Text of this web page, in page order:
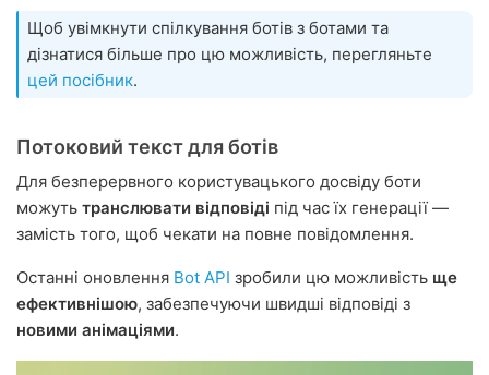
Щоб увімкнути спілкування ботів з ботами та
дізнатися більше про цю можливість, перегляньте
цей посібник.
Потоковий текст для ботів
Для безперервного користувацького досвіду боти
можуть транслювати відповіді під час їх генерації —
замість того, щоб чекати на повне повідомлення.
Останні оновлення Bot API зробили цю можливість ще
ефективнішою, забезпечуючи швидші відповіді з
новими анімаціями.